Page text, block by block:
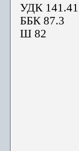
УДК 141.41
ББК 87.3
Ш 82